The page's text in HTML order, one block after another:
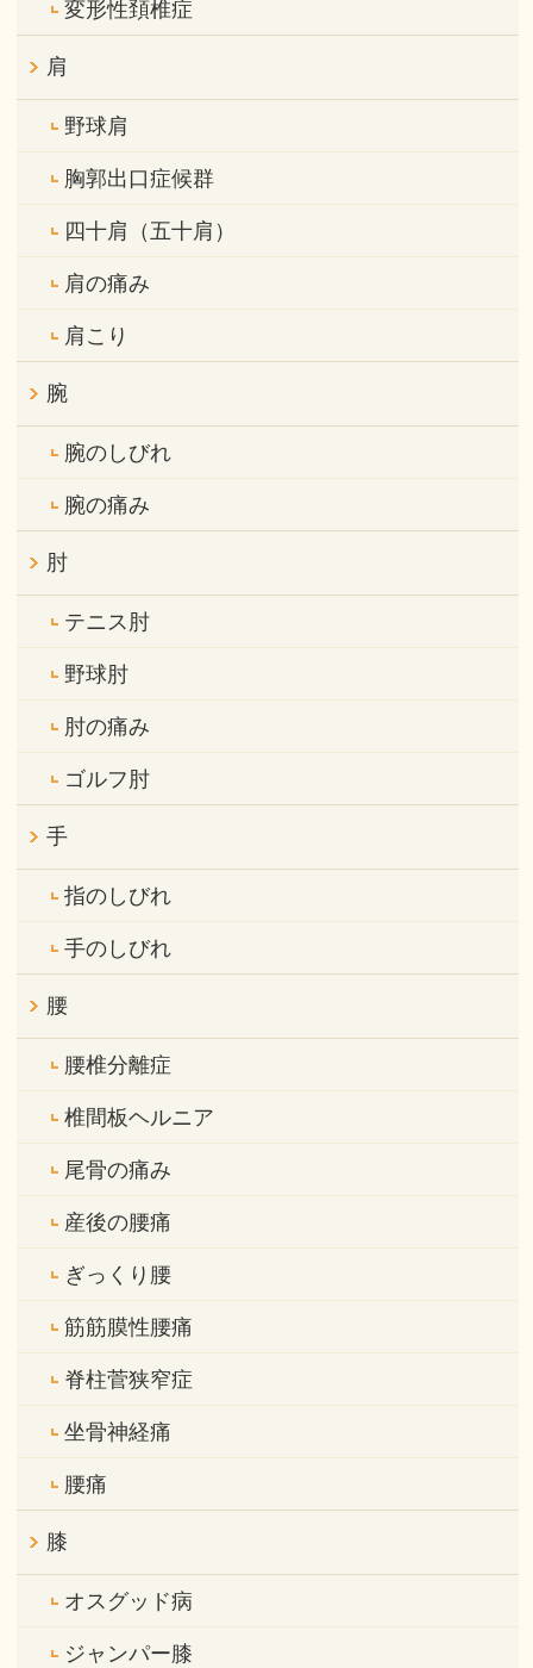
変形性頚椎症
肩
野球肩
胸郭出口症候群
四十肩（五十肩）
肩の痛み
肩こり
腕
腕のしびれ
腕の痛み
肘
テニス肘
野球肘
肘の痛み
ゴルフ肘
手
指のしびれ
手のしびれ
腰
腰椎分離症
椎間板ヘルニア
尾骨の痛み
産後の腰痛
ぎっくり腰
筋筋膜性腰痛
脊柱菅狭窄症
坐骨神経痛
腰痛
膝
オスグッド病
ジャンパー膝